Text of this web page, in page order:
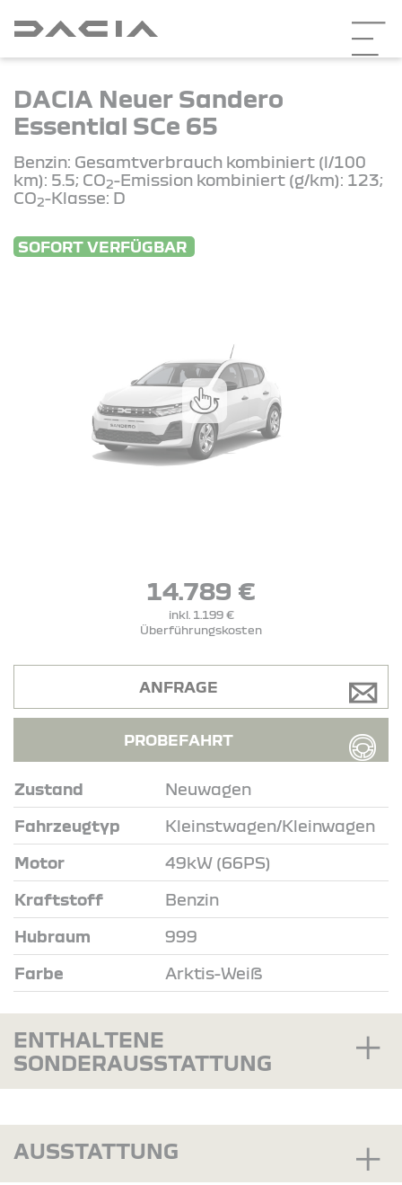
DACIA Neuer Sandero
Essential SCe 65
Benzin: Gesamtverbrauch kombiniert (l/100
km): 5.5; CO2-Emission kombiniert (g/km): 123;
CO2-Klasse: D
SOFORT VERFÜGBAR
14.789 €
inkl. 1.199 €
Überführungskosten
Zustand Neuwagen
Fahrzeugtyp Kleinstwagen/Kleinwagen
Motor 49kW (66PS)
Kraftstoff Benzin
Hubraum 999
Farbe Arktis-Weiß
ANFRAGE
PROBEFAHRT
ENTHALTENE
SONDERAUSSTATTUNG
AUSSTATTUNG